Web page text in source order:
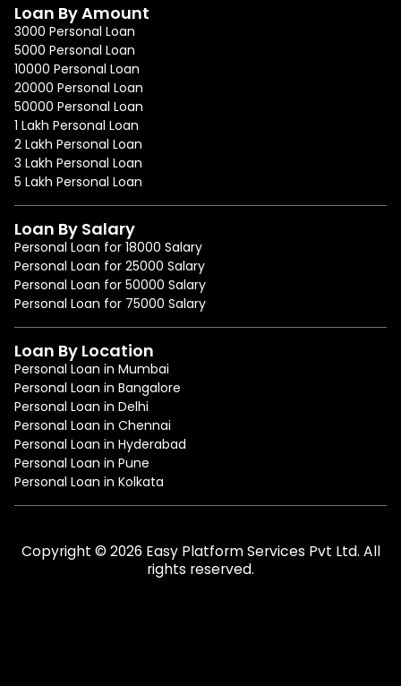
Loan By Amount
3000 Personal Loan
5000 Personal Loan
10000 Personal Loan
20000 Personal Loan
50000 Personal Loan
1 Lakh Personal Loan
2 Lakh Personal Loan
3 Lakh Personal Loan
5 Lakh Personal Loan
Loan By Salary
Personal Loan for 18000 Salary
Personal Loan for 25000 Salary
Personal Loan for 50000 Salary
Personal Loan for 75000 Salary
Loan By Location
Personal Loan in Mumbai
Personal Loan in Bangalore
Personal Loan in Delhi
Personal Loan in Chennai
Personal Loan in Hyderabad
Personal Loan in Pune
Personal Loan in Kolkata
Copyright © 2026 Easy Platform Services Pvt Ltd. All
rights reserved.